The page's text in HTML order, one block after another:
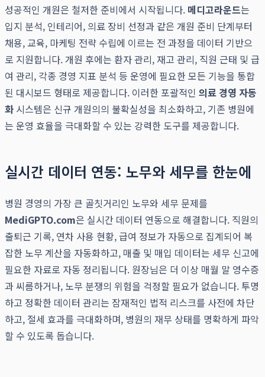
성공적인 개원은 철저한 준비에서 시작됩니다. 메디고라운드는
입지 분석, 인테리어, 의료 장비 선정과 같은 개원 준비 단계부터
채용, 교육, 마케팅 전략 수립에 이르는 전 과정을 데이터 기반으
로 지원합니다. 개원 후에는 환자 관리, 재고 관리, 직원 근태 및 급
여 관리, 각종 경영 지표 분석 등 운영에 필요한 모든 기능을 통합
된 대시보드 형태로 제공합니다. 이러한 포괄적인 의료 경영 자동
화 시스템은 신규 개원의의 불확실성을 최소화하고, 기존 병원에
는 운영 효율을 극대화할 수 있는 강력한 도구를 제공합니다.
실시간 데이터 연동: 노무와 세무를 한눈에
병원 경영의 가장 큰 골칫거리인 노무와 세무 문제를
MediGPTO.com은 실시간 데이터 연동으로 해결합니다. 직원의
출퇴근 기록, 연차 사용 현황, 급여 정보가 자동으로 집계되어 복
잡한 노무 계산을 자동화하고, 매출 및 매입 데이터는 세무 신고에
필요한 자료로 자동 정리됩니다. 원장님은 더 이상 매월 말 영수증
과 씨름하거나, 노무 분쟁의 위험을 걱정할 필요가 없습니다. 투명
하고 정확한 데이터 관리는 잠재적인 법적 리스크를 사전에 차단
하고, 절세 효과를 극대화하며, 병원의 재무 상태를 명확하게 파악
할 수 있도록 돕습니다.